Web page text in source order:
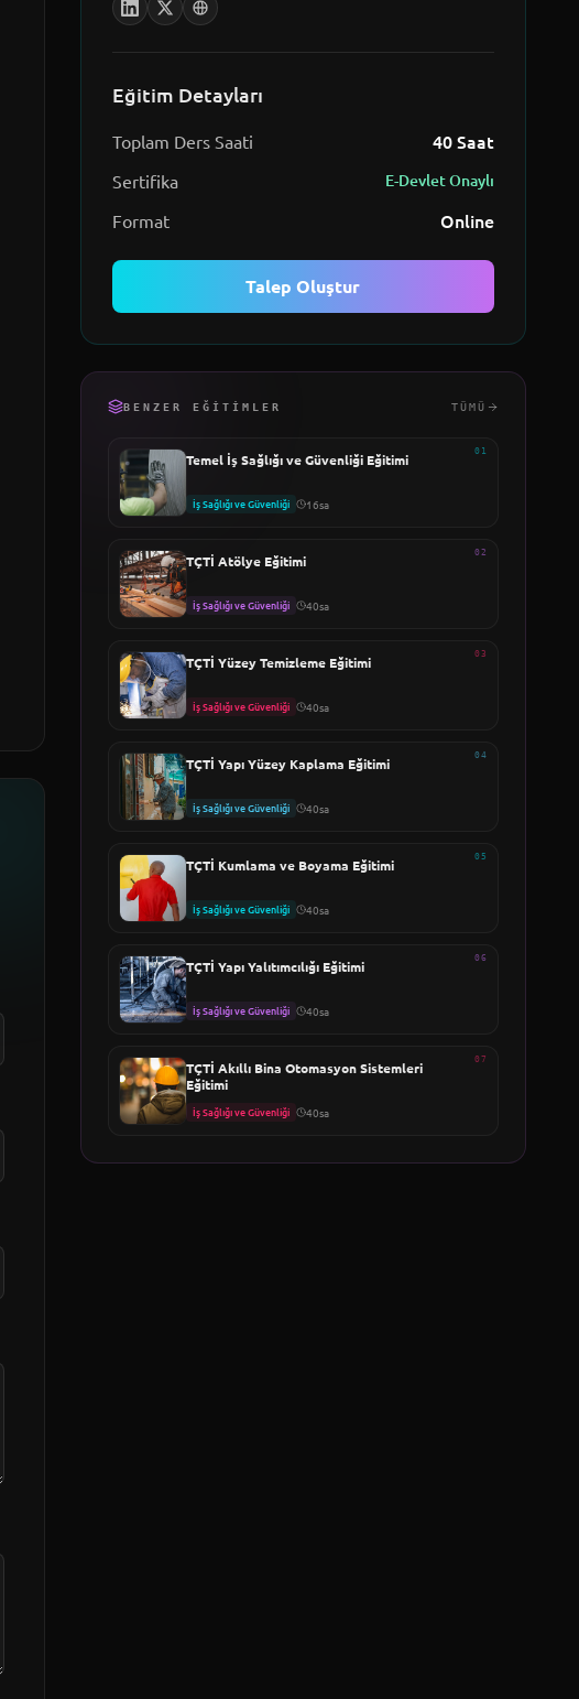
Eğitim Detayları
Toplam Ders Saati 40Saat
Sertifika E-Devlet Onaylı
Format Online
Talep Oluştur
BENZER EĞITIMLER TÜMÜ
01
Temel İş Sağlığı ve Güvenliği Eğitimi
İş Sağlığı ve Güvenliği 16sa
02
TÇTİ Atölye Eğitimi
İş Sağlığı ve Güvenliği 40sa
03
TÇTİ Yüzey Temizleme Eğitimi
İş Sağlığı ve Güvenliği 40sa
04
TÇTİ Yapı Yüzey Kaplama Eğitimi
İş Sağlığı ve Güvenliği 40sa
05
TÇTİ Kumlama ve Boyama Eğitimi
İş Sağlığı ve Güvenliği 40sa
06
TÇTİ Yapı Yalıtımcılığı Eğitimi
İş Sağlığı ve Güvenliği 40sa
07
TÇTİ Akıllı Bina Otomasyon Sistemleri
Eğitimi
İş Sağlığı ve Güvenliği 40sa